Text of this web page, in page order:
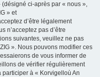
(désigné ci-après par « nous »,
» et
d’être légalement
n’acceptez pas d’être
suivantes, veuillez ne pas
». Nous pouvons modifier ces
de vous informer de
de vérifier régulièrement
participer à « Korvigelloù An